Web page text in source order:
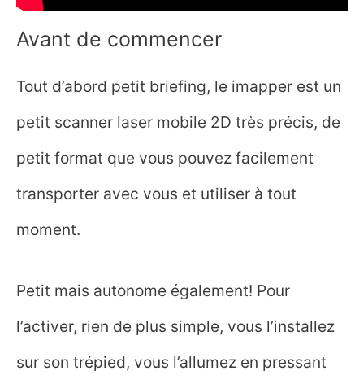
Avant de commencer
Tout d’abord petit briefing, le imapper est un
petit scanner laser mobile 2D très précis, de
petit format que vous pouvez facilement
transporter avec vous et utiliser à tout
moment.
Petit mais autonome également! Pour
l’activer, rien de plus simple, vous l’installez
sur son trépied, vous l’allumez en pressant